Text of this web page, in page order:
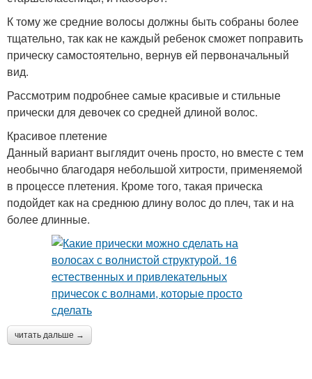
К тому же средние волосы должны быть собраны более
тщательно, так как не каждый ребенок сможет поправить
прическу самостоятельно, вернув ей первоначальный
вид.
Рассмотрим подробнее самые красивые и стильные
прически для девочек со средней длиной волос.
Красивое плетение
Данный вариант выглядит очень просто, но вместе с тем
необычно благодаря небольшой хитрости, применяемой
в процессе плетения. Кроме того, такая прическа
подойдет как на среднюю длину волос до плеч, так и на
более длинные.
читать дальше →